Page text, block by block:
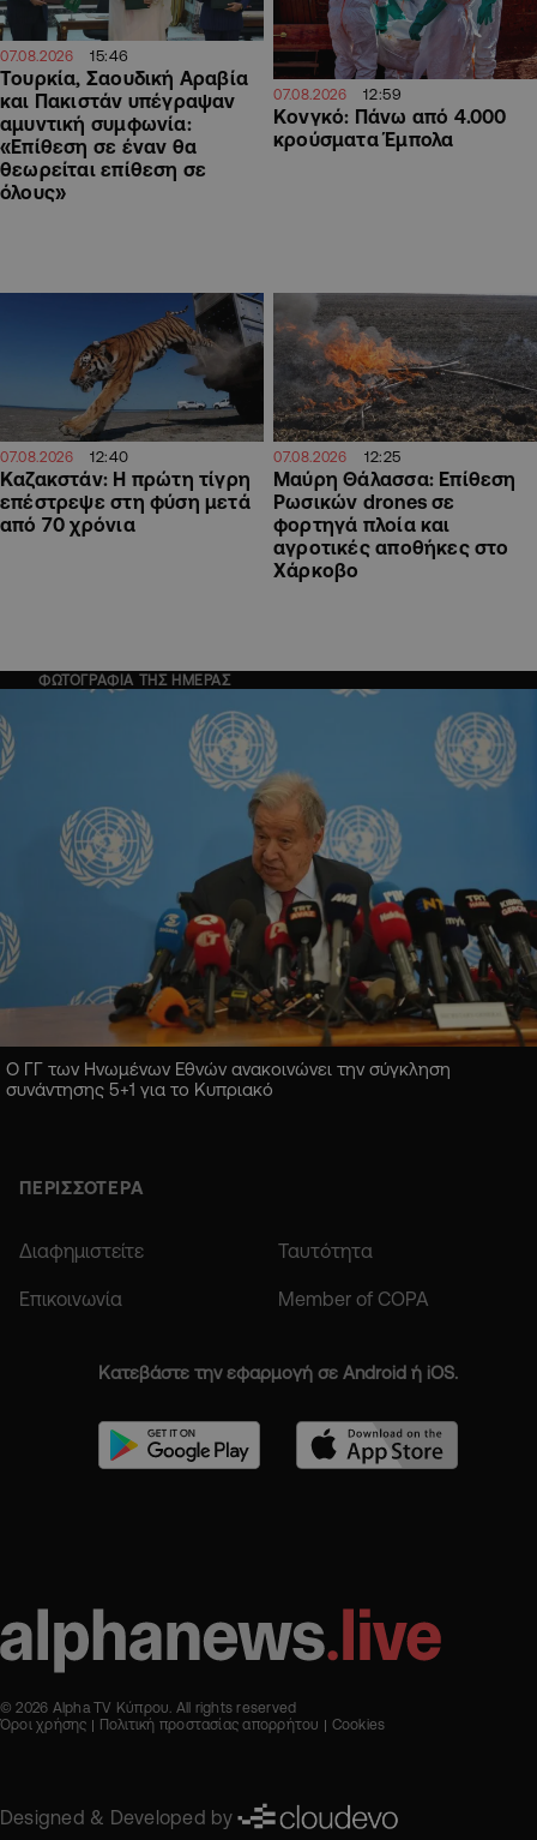
07.08.2026 15:46
Τουρκία, Σαουδική Αραβία
και Πακιστάν υπέγραψαν
αμυντική συμφωνία:
«Επίθεση σε έναν θα
θεωρείται επίθεση σε
όλους»
07.08.2026 12:59
Κονγκό: Πάνω από 4.000
κρούσματα Έμπολα
07.08.2026 12:40
Καζακστάν: Η πρώτη τίγρη
επέστρεψε στη φύση μετά
από 70 χρόνια
07.08.2026 12:25
Μαύρη Θάλασσα: Επίθεση
Ρωσικών drones σε
φορτηγά πλοία και
αγροτικές αποθήκες στο
Χάρκοβο
ΦΩΤΟΓΡΑΦΙΑ ΤΗΣ ΗΜΕΡΑΣ
Ο ΓΓ των Ηνωμένων Εθνών ανακοινώνει την σύγκληση
συνάντησης 5+1 για το Κυπριακό
ΠΕΡΙΣΣΟΤΕΡΑ
Διαφημιστείτε Ταυτότητα
Επικοινωνία Member of COPA
Κατεβάστε την εφαρμογή σε Android ή iOS.
© 2026 Alpha TV Κύπρου. All rights reserved
Όροι χρήσης
Πολιτική προστασίας απορρήτου Cookies
Designed & Developed by